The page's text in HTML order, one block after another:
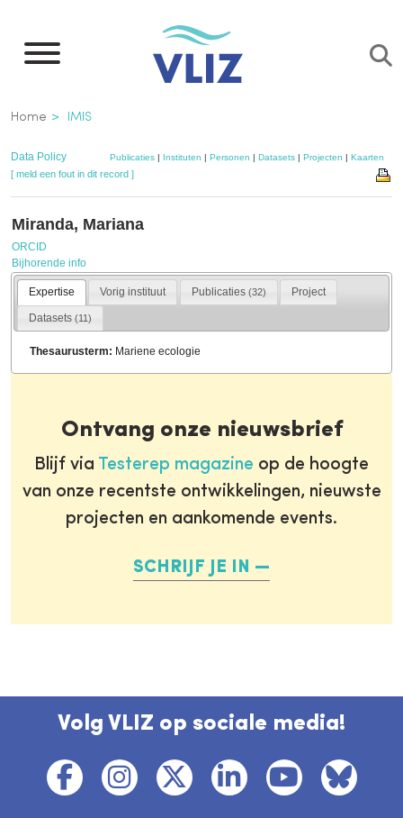
naar
inhoud
gaan
Kruimelpad
Home IMIS
Data Policy Publicaties| Instituten | Personen | Datasets| Projecten | Kaarten
[ meld een fout in dit record ]
Miranda, Mariana
ORCID
Bijhorende info
Expertise Vorig instituut Publicaties (32) Project
Datasets (11)
Thesaurusterm: Mariene ecologie
Ontvang onze nieuwsbrief
Blijf via Testerep magazine op de hoogte
van onze recentste ontwikkelingen, nieuwste
projecten en aankomende events.
SCHRIJF JE IN
Volg VLIZ op sociale media!